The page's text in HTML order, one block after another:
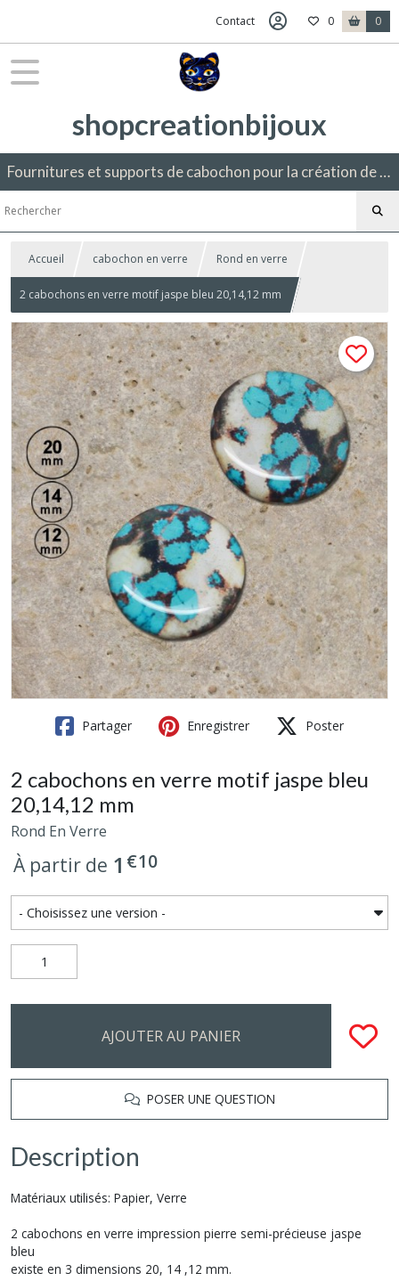
Contact 0 0
shopcreationbijoux
Fournitures et supports de cabochon pour la création de bijoux fantaisie.
Accueil cabochon en verre Rond en verre
2 cabochons en verre motif jaspe bleu 20,14,12 mm
Partager Enregistrer Poster
2 cabochons en verre motif jaspe bleu
20,14,12 mm
Rond En Verre
À partir de 1 €10
AJOUTER AU PANIER
POSER UNE QUESTION
Description
Matériaux utilisés: Papier, Verre
2 cabochons en verre impression pierre semi-précieuse jaspe
bleu
existe en 3 dimensions 20, 14 ,12 mm.